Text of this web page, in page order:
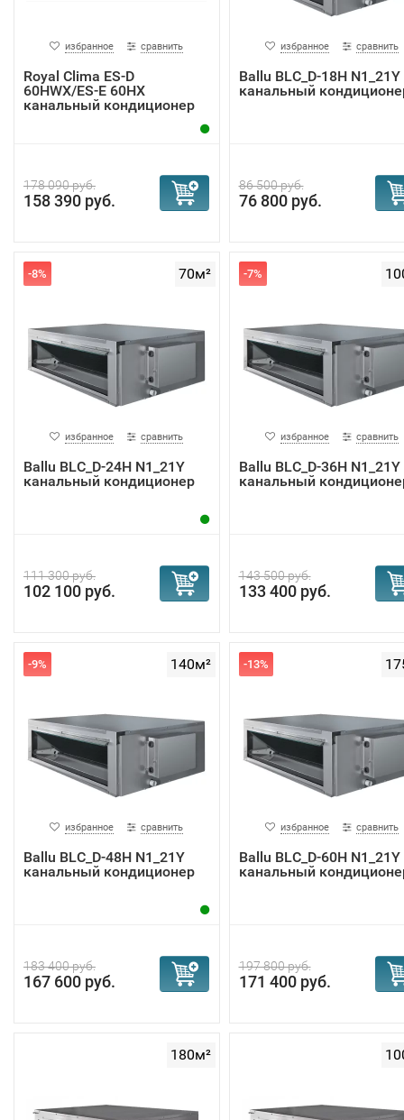
избранное сравнить
Royal Clima ES-D
60HWX/ES-E 60HX
канальный кондиционер
178 090 руб.
158 390 руб.
избранное сравнить
Ballu BLC_D-18H N1_21Y
канальный
86 500 руб.
76 800 руб.
70м²
-8%
избранное сравнить
Ballu BLC_D-24H N1_21Y
канальный кондиционер
111 300 руб.
102 100 руб.
-7%
избранное сравнить
Ballu BLC_D-36H N1_21Y
канальный
143 500 руб.
133 400 руб.
140м²
-9%
избранное сравнить
Ballu BLC_D-48H N1_21Y
канальный кондиционер
183 400 руб.
167 600 руб.
-13%
избранное сравнить
Ballu BLC_D-60H N1_21Y
канальный
197 800 руб.
171 400 руб.
180м²